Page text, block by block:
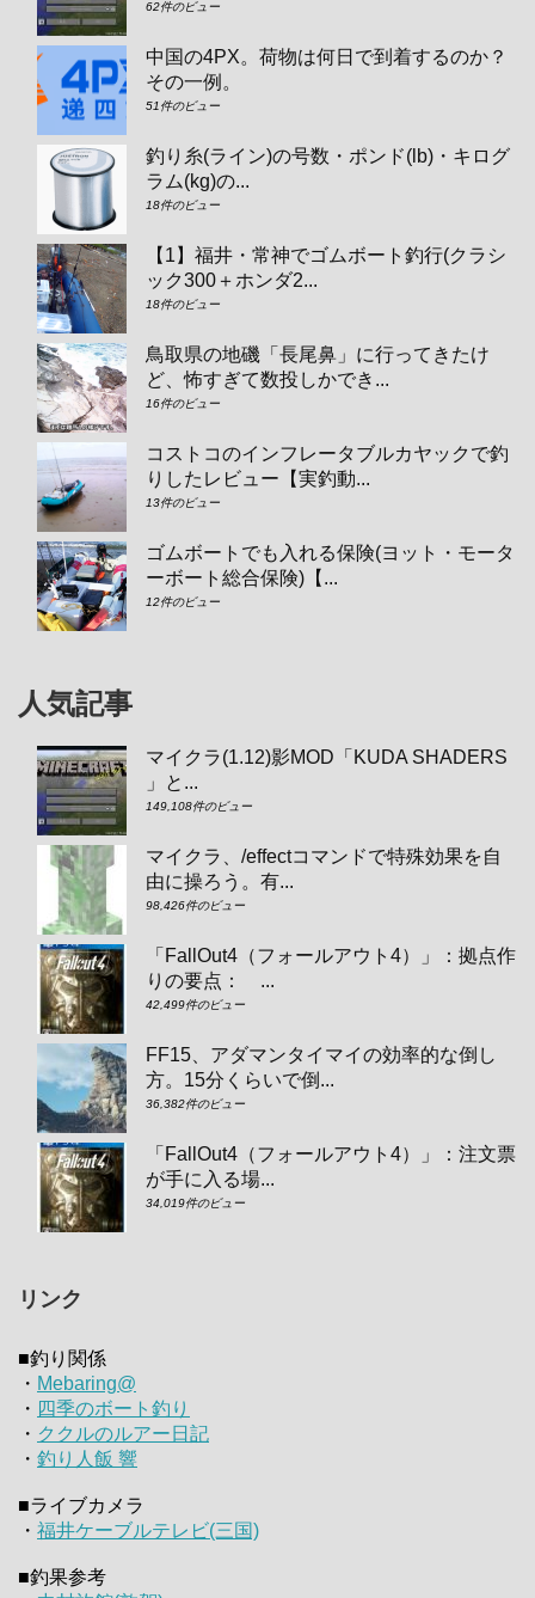
62件のビュー
中国の4PX。荷物は何日で到着するのか？
その一例。
51件のビュー
釣り糸(ライン)の号数・ポンド(lb)・キログ
ラム(kg)の...
18件のビュー
【1】福井・常神でゴムボート釣行(クラシ
ック300＋ホンダ2...
18件のビュー
鳥取県の地磯「長尾鼻」に行ってきたけ
ど、怖すぎて数投しかでき...
16件のビュー
コストコのインフレータブルカヤックで釣
りしたレビュー【実釣動...
13件のビュー
ゴムボートでも入れる保険(ヨット・モータ
ーボート総合保険)【...
12件のビュー
人気記事
マイクラ(1.12)影MOD「KUDA SHADERS
」と...
149,108件のビュー
マイクラ、/effectコマンドで特殊効果を自
由に操ろう。有...
98,426件のビュー
「FallOut4（フォールアウト4）」：拠点作
りの要点： ...
42,499件のビュー
FF15、アダマンタイマイの効率的な倒し
方。15分くらいで倒...
36,382件のビュー
「FallOut4（フォールアウト4）」：注文票
が手に入る場...
34,019件のビュー
リンク
■釣り関係
・ Mebaring@
・ 四季のボート釣り
・ ククルのルアー日記
・ 釣り人飯 響
■ライブカメラ
・ 福井ケーブルテレビ(三国)
■釣果参考